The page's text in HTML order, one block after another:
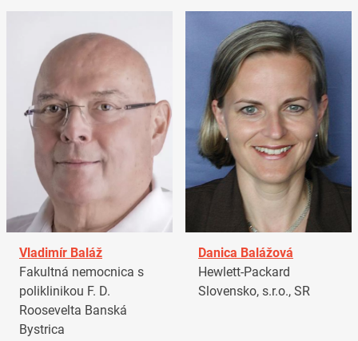
Vladimír Baláž
Fakultná nemocnica s
poliklinikou F. D.
Roosevelta Banská
Bystrica
Danica Balážová
Hewlett-Packard
Slovensko, s.r.o., SR